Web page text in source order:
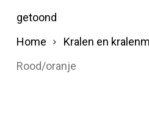
getoond
Home
Kralen en
Rood/oranje